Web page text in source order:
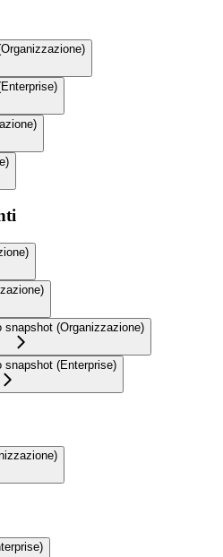
snapshot (Organizzazione)
snapshot (Enterprise)